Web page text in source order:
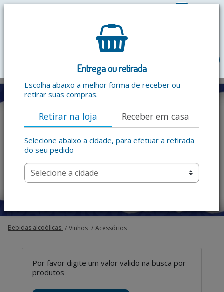
0
Entrega ou retirada
Escolha abaixo a melhor forma de receber ou
retirar suas compras.
Retirar na loja Receber em casa
Selecione abaixo a cidade, para efetuar a retirada
do seu pedido
Bebidas alcoólicas Vinhos Acessórios
Por favor digite um valor valido na busca por
produtos